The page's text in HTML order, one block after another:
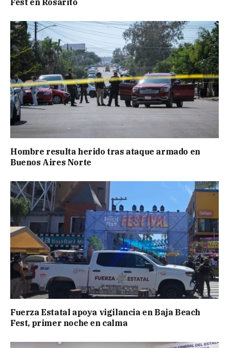
Hombre resulta herido tras ataque armado en
Buenos Aires Norte
Fuerza Estatal apoya vigilancia en Baja Beach
Fest, primer noche en calma